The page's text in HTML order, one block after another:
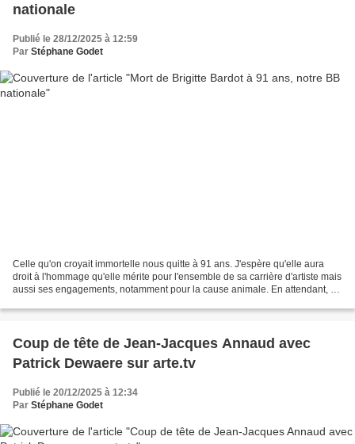
nationale
Publié le 28/12/2025 à 12:59
Par Stéphane Godet
Celle qu'on croyait immortelle nous quitte à 91 ans. J'espère qu'elle aura
droit à l'hommage qu'elle mérite pour l'ensemble de sa carrière d'artiste mais
aussi ses engagements, notamment pour la cause animale. En attendant, on
Coup de tête de Jean-Jacques Annaud avec
Patrick Dewaere sur arte.tv
Publié le 20/12/2025 à 12:34
Par Stéphane Godet